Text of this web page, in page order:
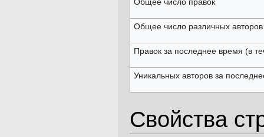
Общее число правок
Общее число различных авторов
Правок за последнее время (в
Уникальных авторов за
Свойства